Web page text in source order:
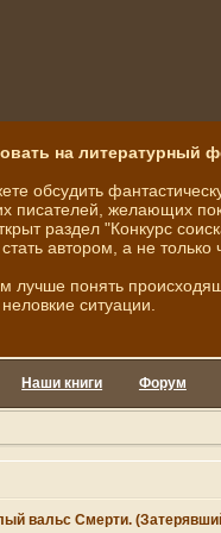
на литературный
обсудить
писателей, желающих
раздел "Конкурс
автором, а не только
лучше понять
ситуации.
Наши книги Форум
вальс Смерти.